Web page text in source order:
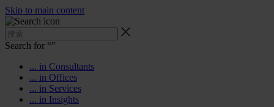
Skip to main content
Search for “”
... in Consultants
... in Offices
... in Services
... in Insights